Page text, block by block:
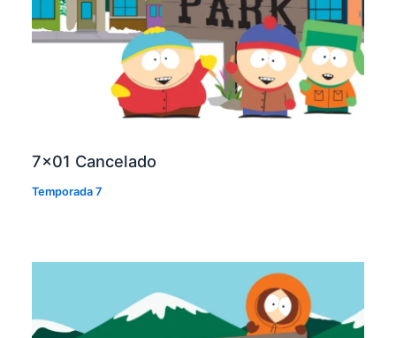
7×01 Cancelado
Temporada 7